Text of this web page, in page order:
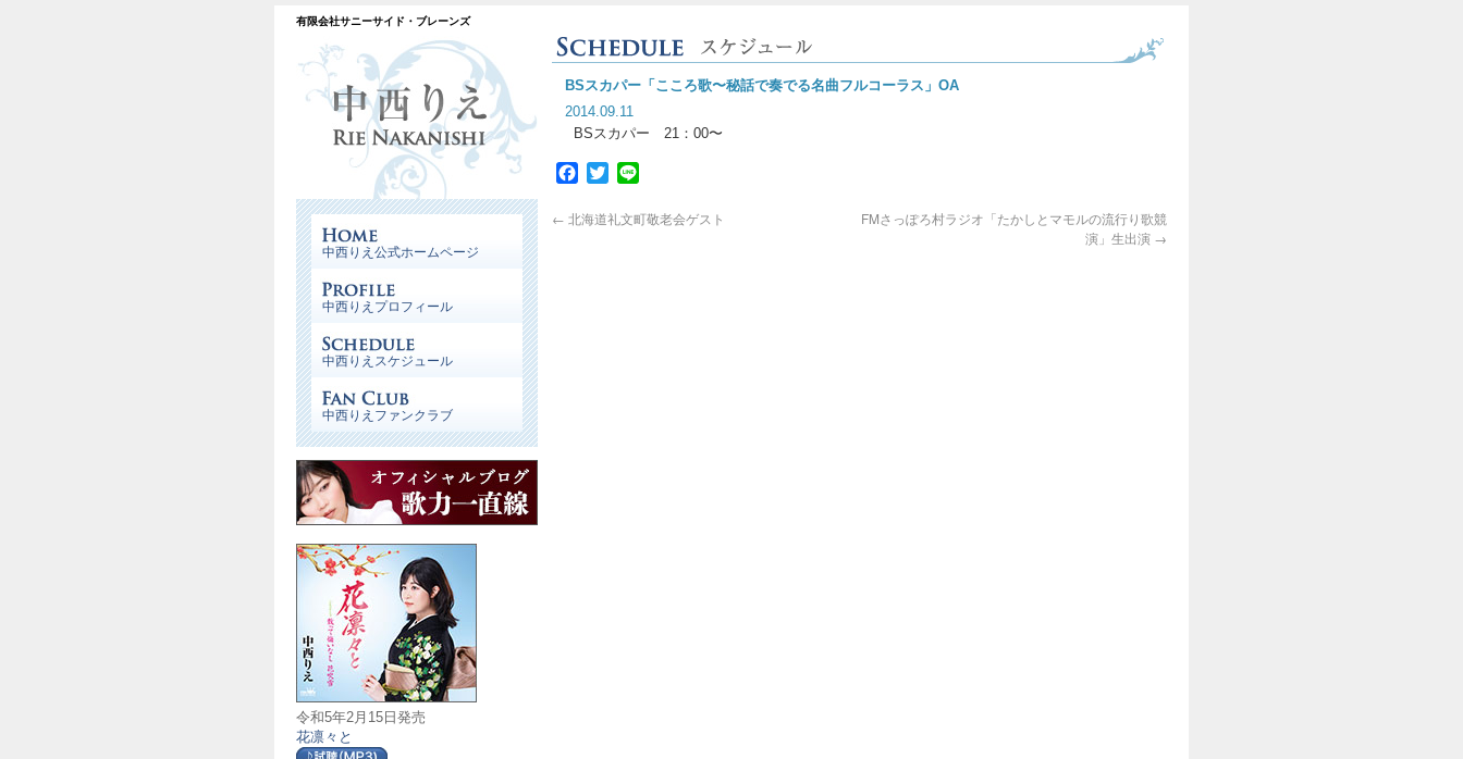
有限会社サニーサイド・ブレーンズ
BSスカパー「こころ歌〜秘話で奏でる名曲フルコーラス」OA
2014.09.11
BSスカパー 21：00〜
Facebook
Twitter
← 北海道礼文町敬老会ゲスト
FMさっぽろ村ラジオ「たかしとマモルの流行り歌競
演」生出演 →
中西りえ公式ホームページ
中西りえプロフィール
中西りえスケジュール
中西りえファンクラブ
令和5年2月15日発売
花凛々と